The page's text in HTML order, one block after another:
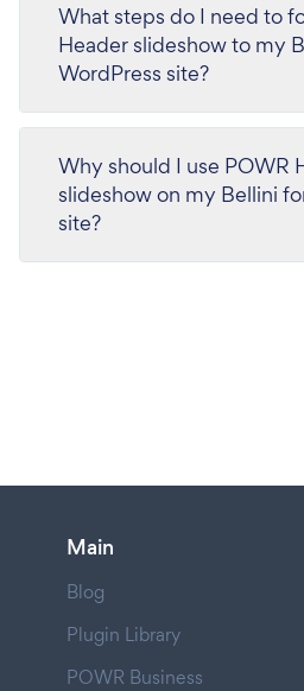
What steps do I need to
Header slideshow to my
WordPress site?
Why should I use POWR
slideshow on my Bellini
site?
Main
Blog
Plugin Library
POWR Business